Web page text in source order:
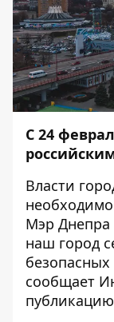
С 24
Власти
Мэр Днепра
наш город
сообщает